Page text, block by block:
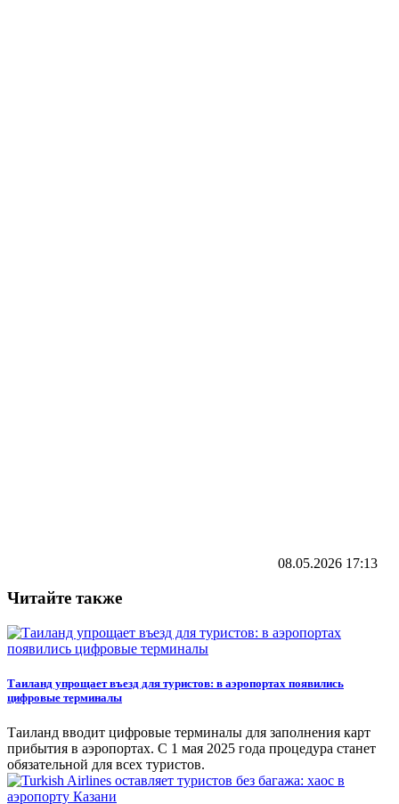
08.05.2026 17:13
Читайте также
Таиланд упрощает въезд для туристов: в аэропортах появились
цифровые терминалы
Таиланд вводит цифровые терминалы для заполнения карт
прибытия в аэропортах. С 1 мая 2025 года процедура станет
обязательной для всех туристов.